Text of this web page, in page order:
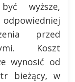
wyższe,
przed
Koszt
wynosić od
bieżący, w